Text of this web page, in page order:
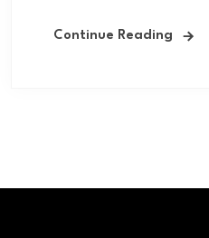
Continue Reading